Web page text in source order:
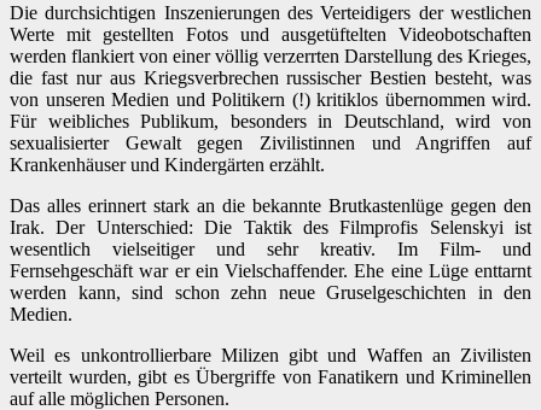
Die durchsichtigen Inszenierungen des Verteidigers der westlichen
Werte mit gestellten Fotos und ausgetüftelten Videobotschaften
werden flankiert von einer völlig verzerrten Darstellung des Krieges,
die fast nur aus Kriegsverbrechen russischer Bestien besteht, was
von unseren Medien und Politikern (!) kritiklos übernommen wird.
Für weibliches Publikum, besonders in Deutschland, wird von
sexualisierter Gewalt gegen Zivilistinnen und Angriffen auf
Krankenhäuser und Kindergärten erzählt.
Das alles erinnert stark an die bekannte Brutkastenlüge gegen den
Irak. Der Unterschied: Die Taktik des Filmprofis Selenskyi ist
wesentlich vielseitiger und sehr kreativ. Im Film- und
Fernsehgeschäft war er ein Vielschaffender. Ehe eine Lüge enttarnt
werden kann, sind schon zehn neue Gruselgeschichten in den
Medien.
Weil es unkontrollierbare Milizen gibt und Waffen an Zivilisten
verteilt wurden, gibt es Übergriffe von Fanatikern und Kriminellen
auf alle möglichen Personen.